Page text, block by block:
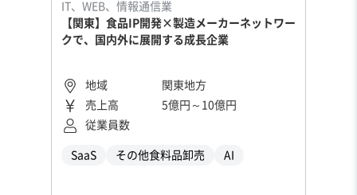
IT、WEB、情報通信業
【関東】食品IP開発×製造メーカーネットワー
クで、国内外に展開する成長企業
地域
関東地方
売上高
5億円～10億円
従業員数
SaaS その他食料品卸売 AI